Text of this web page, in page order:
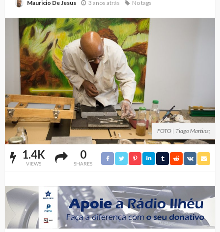
Mauricio De Jesus 3 anos atrás No tags
FOTO | Tiago Martins;
1.4K
VIEWS
0
SHARES